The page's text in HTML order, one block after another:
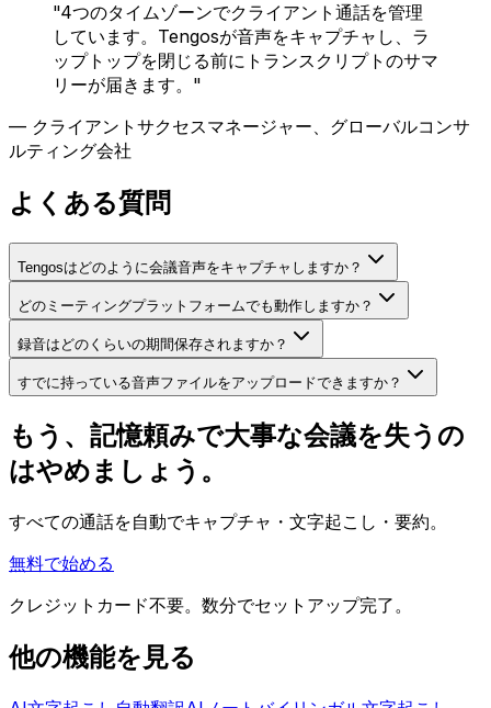
"4つのタイムゾーンでクライアント通話を管理
しています。Tengosが音声をキャプチャし、ラ
ップトップを閉じる前にトランスクリプトのサマ
リーが届きます。 "
— クライアントサクセスマネージャー、グローバルコンサ
ルティング会社
よくある質問
Tengosはどのように会議音声をキャプチャしますか？
どのミーティングプラットフォームでも動作しますか？
録音はどのくらいの期間保存されますか？
すでに持っている音声ファイルをアップロードできますか？
もう、記憶頼みで大事な会議を失うの
はやめましょう。
すべての通話を自動でキャプチャ・文字起こし・要約。
無料で始める
クレジットカード不要。数分でセットアップ完了。
他の機能を見る